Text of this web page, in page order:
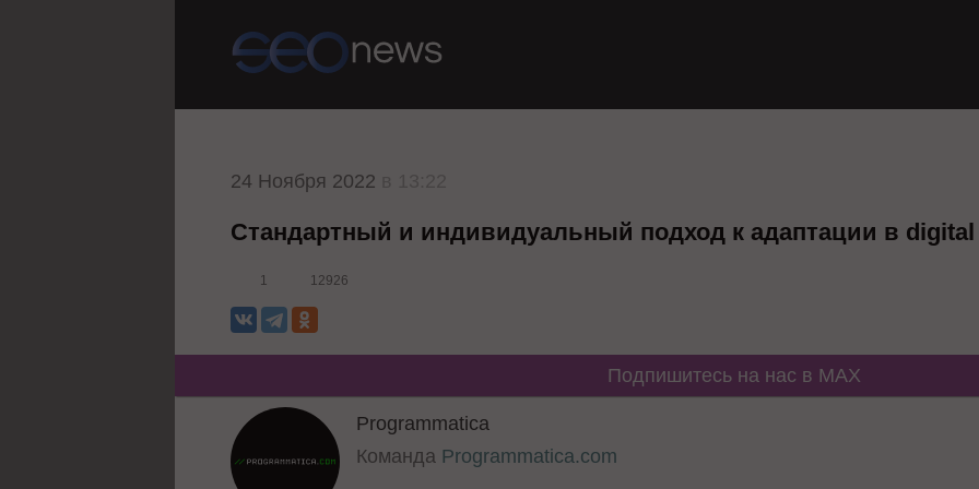
24 Ноября 2022
Стандартный и индивидуальный подход к адаптации в digital
1 12926
Подпишитесь на нас в MAX
Programmatica
Команда Programmatica.com